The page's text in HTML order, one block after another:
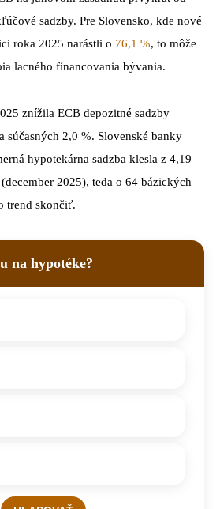
sadzby. Pre Slovensko, kde nové
roka 2025 narástli o 76,1 %, to môže
lacného financovania bývania.
znížila ECB depozitné sadzby
2,0 %. Slovenské banky
hypotekárna sadzba klesla z 4,19
2025), teda o 64 bázických
trend skončiť.
na hypotéke?